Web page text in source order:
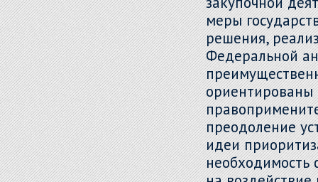
меры
решения,
Федеральной
преодоление
идеи
необходимость